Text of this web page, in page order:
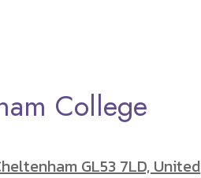
College
GL53 7LD, United